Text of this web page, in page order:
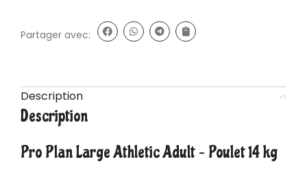
Partager avec:
Description
Description
Pro Plan Large Athletic Adult – Poulet 14 kg